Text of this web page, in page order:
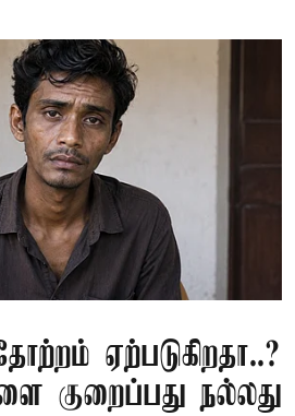
ஏற்படுகிறதா..?
குறைப்பது நல்லது